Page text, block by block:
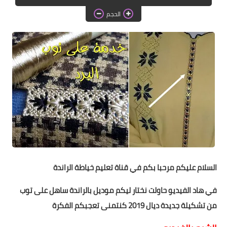
دروس الراندة للمبتدئات
اللباس التقليدي
الحجم
السلام عليكم مرحبا بكم في قناة تعليم خياطة الراندة
في هاد الفيديو حاولت نختار ليكم موديل بالراندة ساهل على توب
من تشكيلة جديدة ديال 2019 كنتمنى تعجبكم الفكرة